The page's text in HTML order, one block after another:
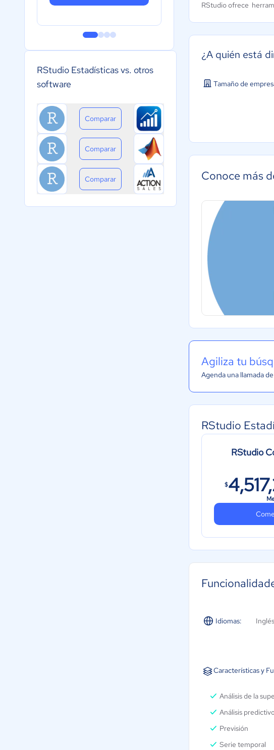
RStudio Estadísticas vs. otros
software
Comparar
Comparar
Comparar
RStudio ofrece
¿A quién está
Tamaño de
Conoce más
Agiliza tu
Agenda una llamada
RStudio
RStudio
$
Idiomas: Inglés
Características y
Análisis de la
Análisis
Previsión
Serie temporal